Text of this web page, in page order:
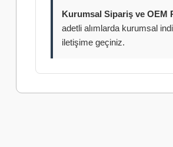
Kurumsal Sipariş ve OEM
adetli alımlarda kurumsal
iletişime geçiniz.